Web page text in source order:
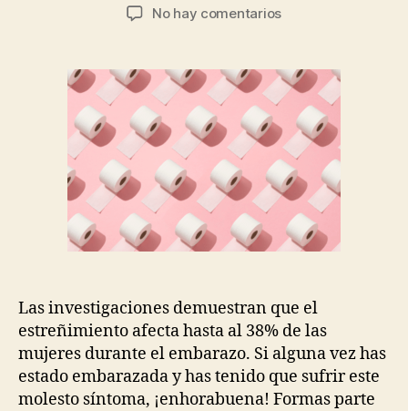
No hay comentariosen
con
el
estreñimiento
durante
el
embarazo?
Las investigaciones demuestran que el
estreñimiento afecta hasta al 38% de las
mujeres durante el embarazo. Si alguna vez has
estado embarazada y has tenido que sufrir este
molesto síntoma, ¡enhorabuena! Formas parte